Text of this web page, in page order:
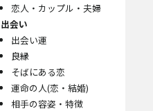
恋人・カップル・夫婦
出会い
出会い運
良縁
そばにある恋
運命の人(恋・結婚)
相手の容姿・特徴